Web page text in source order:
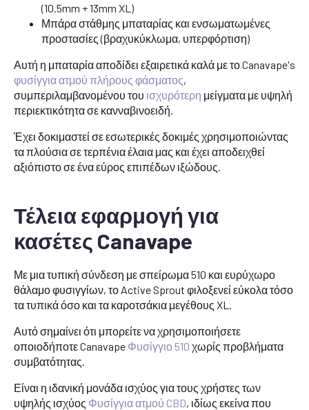
(10.5mm + 13mm XL)
Μπάρα στάθμης μπαταρίας και ενσωματωμένες
προστασίες (βραχυκύκλωμα, υπερφόρτιση)
Αυτή η μπαταρία αποδίδει εξαιρετικά καλά με το Canavape's
φυσίγγια ατμού πλήρους φάσματος,
συμπεριλαμβανομένου του ισχυρότερη μείγματα με υψηλή
περιεκτικότητα σε κανναβινοειδή.
Έχει δοκιμαστεί σε εσωτερικές δοκιμές χρησιμοποιώντας
τα πλούσια σε τερπένια έλαια μας και έχει αποδειχθεί
αξιόπιστο σε ένα εύρος επιπέδων ιξώδους.
Τέλεια εφαρμογή για
κασέτες Canavape
Με μια τυπική σύνδεση με σπείρωμα 510 και ευρύχωρο
θάλαμο φυσιγγίων, το Active Sprout φιλοξενεί εύκολα τόσο
τα τυπικά όσο και τα καροτσάκια μεγέθους XL.
Αυτό σημαίνει ότι μπορείτε να χρησιμοποιήσετε
οποιοδήποτε Canavape Φυσίγγιο 510 χωρίς προβλήματα
συμβατότητας.
Είναι η ιδανική μονάδα ισχύος για τους χρήστες των
υψηλής ισχύος Φυσίγγια ατμού CBD, ιδίως εκείνα που